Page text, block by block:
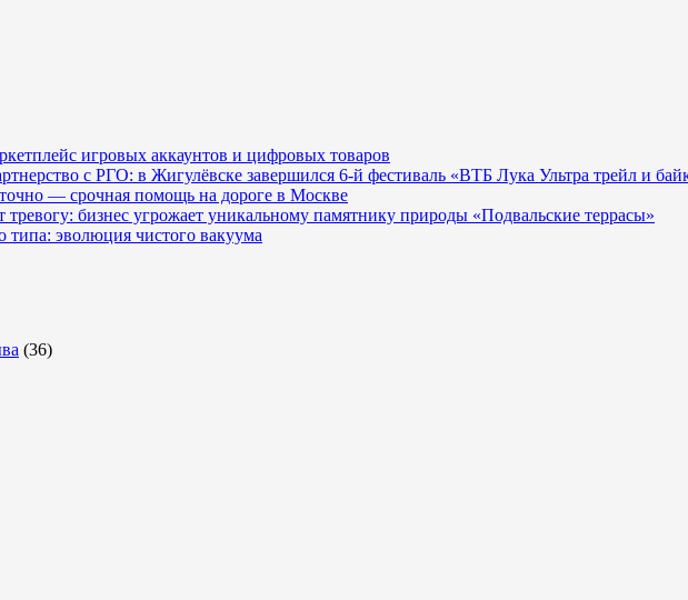
игровых аккаунтов и цифровых товаров
с РГО: в Жигулёвске завершился 6-й фестиваль «ВТБ Лука Ультра трейл и
— срочная помощь на дороге в Москве
бизнес угрожает уникальному памятнику природы «Подвальские террасы»
типа: эволюция чистого вакуума
(36)